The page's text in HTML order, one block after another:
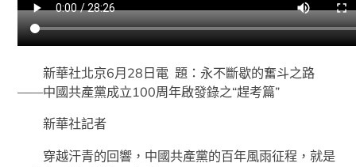
新華社北京6月28日電 題：永不斷歇的奮斗之路
——中國共產黨成立100周年啟發錄之“趕考篇”
新華社記者
穿越汗青的回響，中國共產黨的百年風雨征程，就是